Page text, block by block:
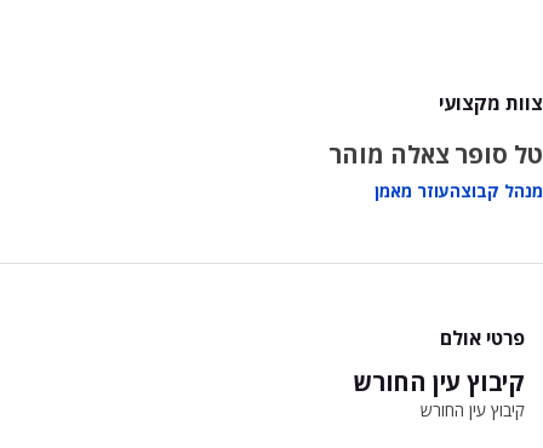
צוות מקצועי
טל סופר
מנהל קבוצה
צאלה מוהר
עוזר מאמן
פרטי אולם
קיבוץ עין החורש
קיבוץ עין החורש